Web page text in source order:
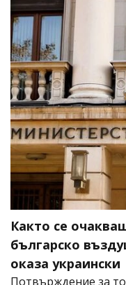
Както се
българско
оказа украински
Потвърждение за